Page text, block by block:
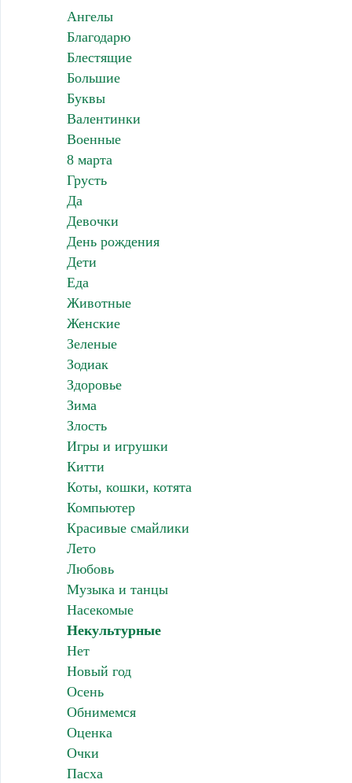
Ангелы
Благодарю
Блестящие
Большие
Буквы
Валентинки
Военные
8 марта
Грусть
Да
Девочки
День рождения
Дети
Еда
Животные
Женские
Зеленые
Зодиак
Здоровье
Зима
Злость
Игры и игрушки
Китти
Коты, кошки, котята
Компьютер
Красивые смайлики
Лето
Любовь
Музыка и танцы
Насекомые
Некультурные
Нет
Новый год
Осень
Обнимемся
Оценка
Очки
Пасха